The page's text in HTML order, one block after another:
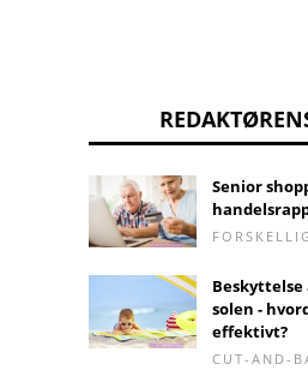
Senior
solen -
effektivt?
CUT-AND-